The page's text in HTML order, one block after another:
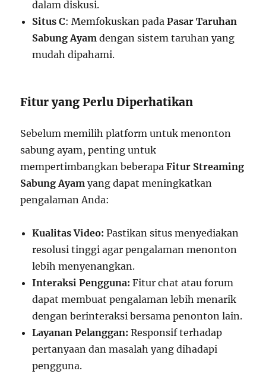
dalam diskusi.
Situs C: Memfokuskan padaPasar Taruhan
Sabung Ayam dengan sistem taruhan yang
mudah dipahami.
Fitur yang Perlu Diperhatikan
Sebelum memilih platform untuk menonton
sabung ayam, penting untuk
mempertimbangkan beberapaFitur Streaming
Sabung Ayam yang dapat meningkatkan
pengalaman Anda:
Kualitas Video: Pastikan situs menyediakan
resolusi tinggi agar pengalaman menonton
lebih menyenangkan.
Interaksi Pengguna: Fitur chat atau forum
dapat membuat pengalaman lebih menarik
dengan berinteraksi bersama penonton lain.
Layanan Pelanggan: Responsif terhadap
pertanyaan dan masalah yang dihadapi
pengguna.